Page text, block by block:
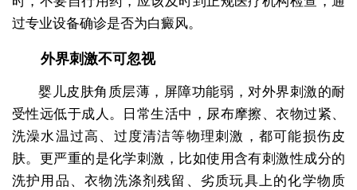
过专业设备确诊是否为白癜风。
外界刺激不可忽视
婴儿皮肤角质层薄，屏障功能弱，对外界刺激的耐
受性远低于成人。日常生活中，尿布摩擦、衣物过紧、
洗澡水温过高、过度清洁等物理刺激，都可能损伤皮
肤。更严重的是化学刺激，比如使用含有刺激性成分的
洗护用品、衣物洗涤剂残留、劣质玩具上的化学物质